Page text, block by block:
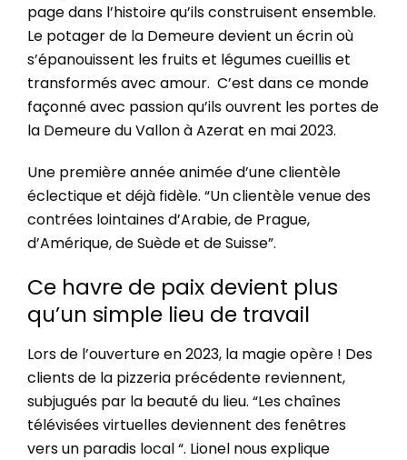
page dans l’histoire qu’ils construisent ensemble.
Le potager de la Demeure devient un écrin où
s’épanouissent les fruits et légumes cueillis et
transformés avec amour. C’est dans ce monde
façonné avec passion qu’ils ouvrent les portes de
la Demeure du Vallon à Azerat en mai 2023.
Une première année animée d’une clientèle
éclectique et déjà fidèle. “Un clientèle venue des
contrées lointaines d’Arabie, de Prague,
d’Amérique, de Suède et de Suisse”.
Ce havre de paix devient plus
qu’un simple lieu de travail
Lors de l’ouverture en 2023, la magie opère ! Des
clients de la pizzeria précédente reviennent,
subjugués par la beauté du lieu. “Les chaînes
télévisées virtuelles deviennent des fenêtres
vers un paradis local “. Lionel nous explique